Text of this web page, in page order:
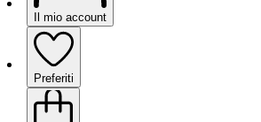
Il mio account
Preferiti